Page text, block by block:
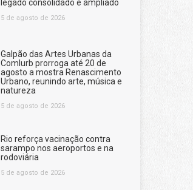
legado consolidado e ampliado
5 de agosto de 2026
Galpão das Artes Urbanas da
Comlurb prorroga até 20 de
agosto a mostra Renascimento
Urbano, reunindo arte, música e
natureza
5 de agosto de 2026
Rio reforça vacinação contra
sarampo nos aeroportos e na
rodoviária
5 de agosto de 2026